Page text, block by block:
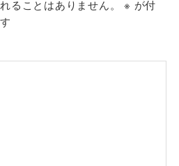
ることはありません。 ※ が付